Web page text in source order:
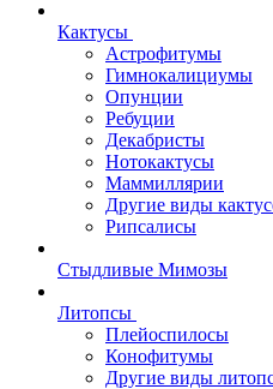
Кактусы
Астрофитумы
Гимнокалициумы
Опунции
Ребуции
Декабристы
Нотокактусы
Маммиллярии
Другие виды
Рипсалисы
Стыдливые Мимозы
Литопсы
Плейоспилосы
Конофитумы
Другие виды